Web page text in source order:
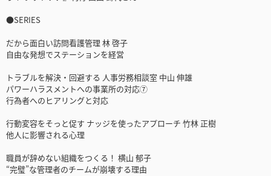
●SERIES
だから面白い訪問看護管理 林 啓子
自由な発想でステーションを経営
トラブルを解決・回避する 人事労務相談室 中山 伸雄
パワーハラスメントへの事業所の対応⑦
行為者へのヒアリングと対応
行動変容をそっと促す ナッジを使ったアプローチ 竹林 正樹
他人に影響される心理
職員が辞めない組織をつくる！ 横山 郁子
“完璧”な管理者のチームが崩壊する理由